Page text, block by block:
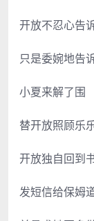
开放不忍心告
只是委婉地告
小夏来解了围
替开放照顾乐
开放独自回到
发短信给保姆